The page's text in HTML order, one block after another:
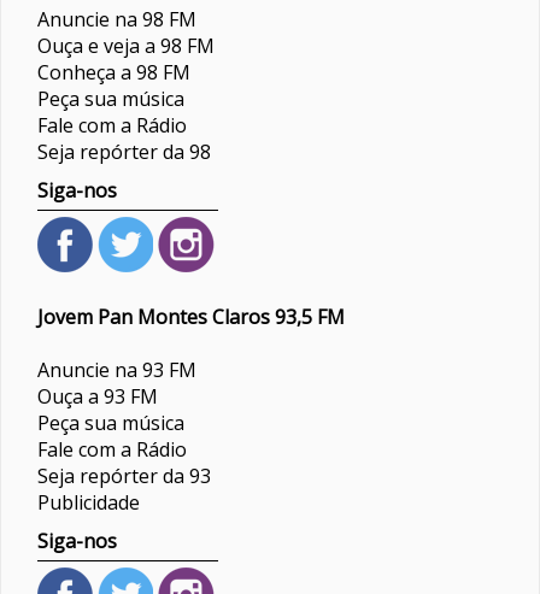
Anuncie na 98 FM
Ouça e veja a 98 FM
Conheça a 98 FM
Peça sua música
Fale com a Rádio
Seja repórter da 98
Siga-nos
Jovem Pan Montes Claros 93,5 FM
Anuncie na 93 FM
Ouça a 93 FM
Peça sua música
Fale com a Rádio
Seja repórter da 93
Publicidade
Siga-nos